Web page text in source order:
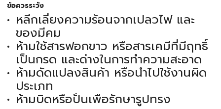
ข้อควรระวัง
หลีกเลี่ยงความร้อนจากเปลวไฟ และ
ของมีคม
ห้ามใช้สารฟอกขาว หรือสารเคมีที่มีฤทธิ์
เป็นกรด และด่างในการทำความสะอาด
ห้ามดัดแปลงสินค้า หรือนำไปใช้งานผิด
ประเภท
ห้ามบิดหรือปั่นเพือรักษารูปทรง